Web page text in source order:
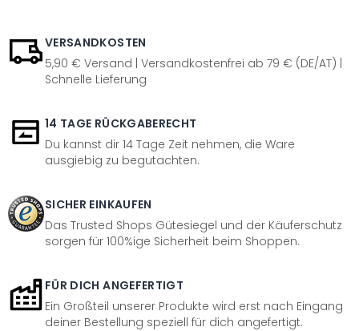
VERSANDKOSTEN
5,90 € Versand | Versandkostenfrei ab 79 € (DE/AT) |
Schnelle Lieferung
14 TAGE RÜCKGABERECHT
Du kannst dir 14 Tage Zeit nehmen, die Ware
ausgiebig zu begutachten.
SICHER EINKAUFEN
Das Trusted Shops Gütesiegel und der Käuferschutz
sorgen für 100%ige Sicherheit beim Shoppen.
FÜR DICH ANGEFERTIGT
Ein Großteil unserer Produkte wird erst nach Eingang
deiner Bestellung speziell für dich angefertigt.